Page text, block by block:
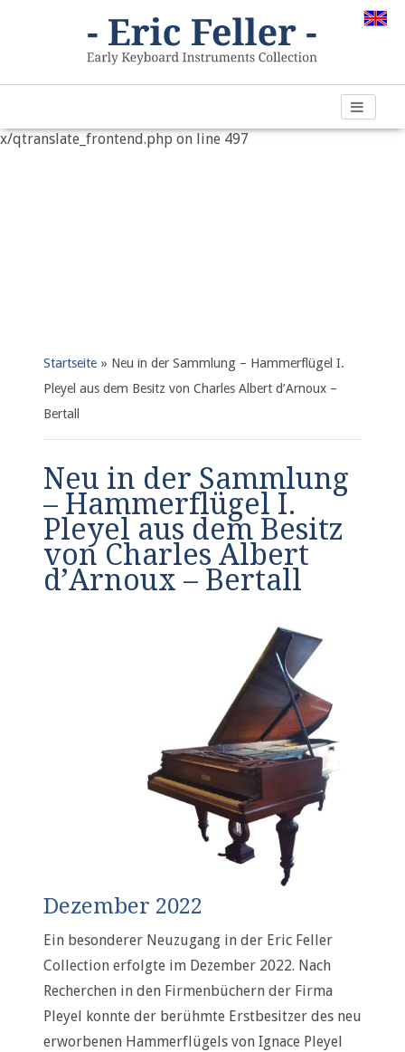
: "continue" targeting switch is equivalent to "break".
Did you mean to use "continue 2"? in
/var/www/vhosts/h266891.web67.alfahosting-
x/qtranslate_frontend.php on line 497
Startseite » Neu in der Sammlung – Hammerflügel I.
Pleyel aus dem Besitz von Charles Albert d’Arnoux –
Bertall
Neu in der Sammlung
– Hammerflügel I.
Pleyel aus dem Besitz
von Charles Albert
d’Arnoux – Bertall
Dezember 2022
Ein besonderer Neuzugang in der Eric Feller
Collection erfolgte im Dezember 2022. Nach
Recherchen in den Firmenbüchern der Firma
Pleyel konnte der berühmte Erstbesitzer des neu
erworbenen Hammerflügels von Ignace Pleyel